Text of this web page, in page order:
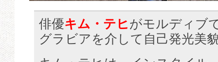
俳優キム・テヒがモルディブ
グラビアを介して自己発光美